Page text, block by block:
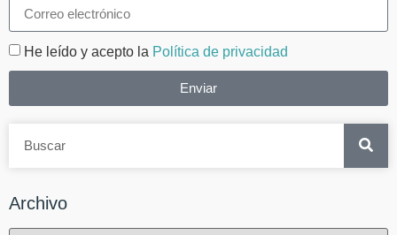
He leído y acepto la Política de privacidad
Enviar
Archivo